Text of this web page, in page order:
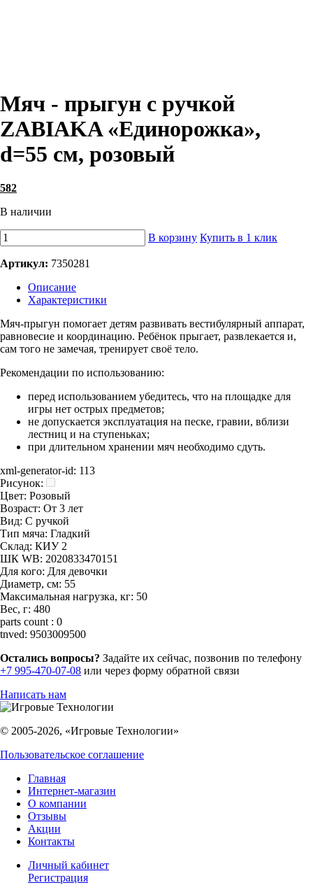
Мяч - прыгун с ручкой
ZABIAKA «Единорожка»,
d=55 см, розовый
582
В наличии
В корзину Купить в 1 клик
Артикул: 7350281
Описание
Характеристики
Мяч-прыгун помогает детям развивать вестибулярный аппарат,
равновесие и координацию. Ребёнок прыгает, развлекается и,
сам того не замечая, тренирует своё тело.
Рекомендации по использованию:
перед использованием убедитесь, что на площадке для
игры нет острых предметов;
не допускается эксплуатация на песке, гравии, вблизи
лестниц и на ступеньках;
при длительном хранении мяч необходимо сдуть.
xml-generator-id: 113
Рисунок:
Цвет: Розовый
Возраст: От 3 лет
Вид: С ручкой
Тип мяча: Гладкий
Склад: КИУ 2
ШК WB: 2020833470151
Для кого: Для девочки
Диаметр, см: 55
Maксимальная нагрузка, кг: 50
Вес, г: 480
parts count : 0
tnved: 9503009500
Остались вопросы? Задайте их сейчас, позвонив по телефону
+7 995-470-07-08 или через форму обратной связи
Написать нам
© 2005-2026, «Игровые Технологии»
Пользовательское соглашение
Главная
Интернет-магазин
О компании
Отзывы
Акции
Контакты
Личный кабинет
Регистрация